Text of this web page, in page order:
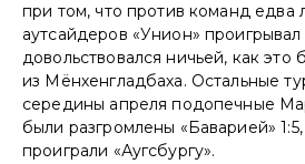
при том, что против команд едва
аутсайдеров «Унион»
довольствовался ничьей, как это
из Мёнхенгладбаха. Остальные
середины апреля подопечные
были разгромлены «Баварией»
проиграли «Аугсбургу».